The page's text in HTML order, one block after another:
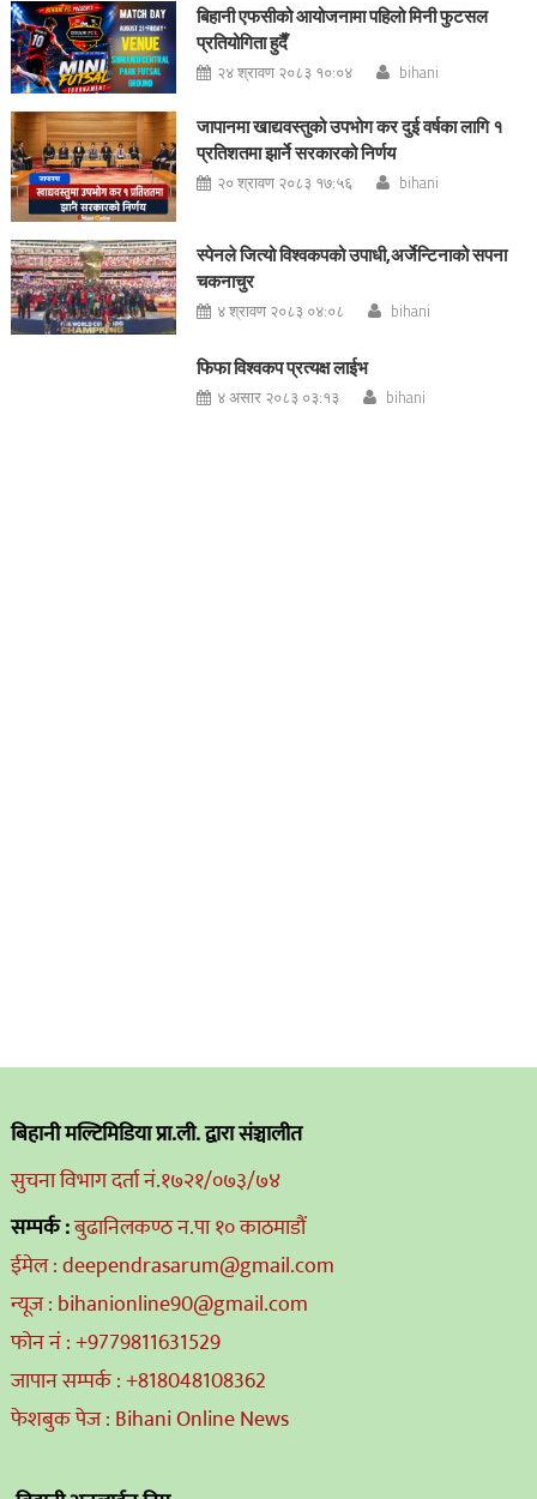
बिहानी एफसीको आयोजनामा पहिलो मिनी फुटसल
प्रतियोगिता हुदैँ
२४ श्रावण २०८३ १०:०४ bihani
जापानमा खाद्यवस्तुको उपभोग कर दुई वर्षका लागि १
प्रतिशतमा झार्ने सरकारको निर्णय
२० श्रावण २०८३ १७:५६ bihani
स्पेनले जित्यो विश्वकपको उपाधी,अर्जेन्टिनाको सपना
चकनाचुर
४ श्रावण २०८३ ०४:०८ bihani
फिफा विश्वकप प्रत्यक्ष लाईभ
४ असार २०८३ ०३:१३ bihani
बिहानी मल्टिमिडिया प्रा.ली. द्वारा संञ्चालीत
सुचना विभाग दर्ता नं.१७२१/०७३/७४
सम्पर्क :बुढानिलकण्ठ न.पा १० काठमाडौं
ईमेल : deependrasarum@gmail.com
न्यूज : bihanionline90@gmail.com
फोन नं : +9779811631529
जापान सम्पर्क : +818048108362
फेशबुक पेज : Bihani Online News